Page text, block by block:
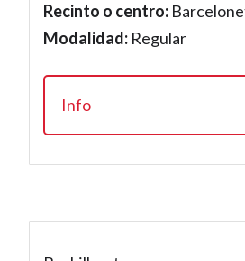
Recinto o centro:
Modalidad: Regular
Info